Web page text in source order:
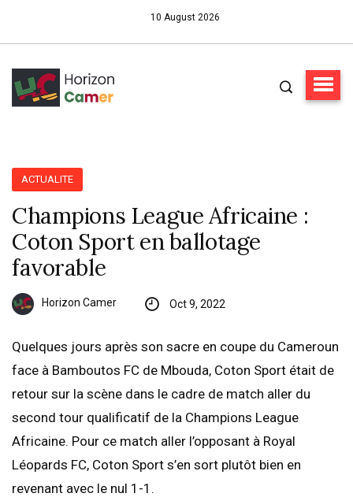
10 August 2026
ACTUALITE
Champions League Africaine :
Coton Sport en ballotage
favorable
Horizon Camer Oct 9, 2022
Quelques jours après son sacre en coupe du Cameroun
face à Bamboutos FC de Mbouda, Coton Sport était de
retour sur la scène dans le cadre de match aller du
second tour qualificatif de la Champions League
Africaine. Pour ce match aller l’opposant à Royal
Léopards FC, Coton Sport s’en sort plutôt bien en
revenant avec le nul 1-1.